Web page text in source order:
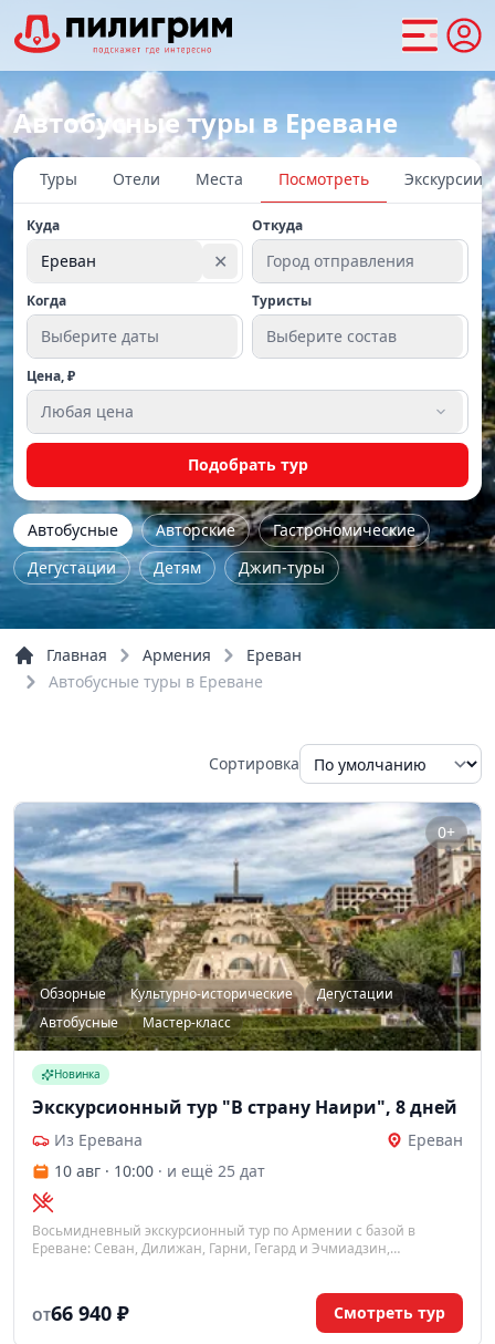
Автобусные туры в Ереване
Туры Отели Места Посмотреть Экскурсии
Куда
Ереван ✕
Откуда
Город отправления
Когда
Выберите даты
Туристы
Выберите состав
Цена, ₽
Любая цена
Подобрать тур
Автобусные Авторские
Гастрономические
Дегустации
Детям
Джип-туры
Железнодорожные
Женские
Йога - туры
Культурно-исторические
Мастер-класс
По области
Обзорные
Речные прогулки
Главная Армения
Ереван
Автобусные туры в Ереване
Сортировка
0+
Обзорные Культурно-исторические
Дегустации
Автобусные
Мастер-класс
Новинка
Экскурсионный тур "В страну Наири", 8 дней
Из Еревана
Ереван
10 авг · 10:00 · и ещё 25 дат
Восьмидневный экскурсионный тур по Армении с базой в
Ереване: Севан, Дилижан, Гарни, Гегард и Эчмиадзин,
ОТ66 940 ₽ Смотреть тур